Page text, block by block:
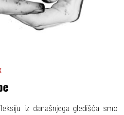
iz današnjega gledišća smo